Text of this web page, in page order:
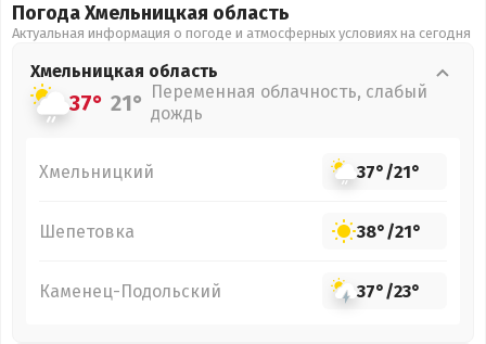
Погода Хмельницкая область
Актуальная информация о погоде и атмосферных условиях на сегодня
Хмельницкая область
37° 21° Переменная облачность, слабый
дождь
Хмельницкий 37°/21°
Шепетовка 38°/21°
Каменец-Подольский 37°/23°